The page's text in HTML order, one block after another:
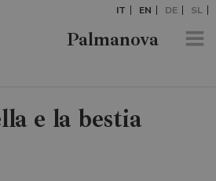
IT EN DE SL
Palmanova
e la bestia